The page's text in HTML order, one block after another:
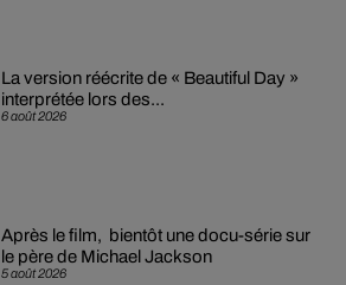
6 août 2026
La version réécrite de « Beautiful Day »
interprétée lors des...
5 août 2026
Après le film, bientôt une docu-série sur
le père de Michael Jackson